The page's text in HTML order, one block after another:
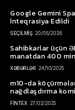
Google Gemini
İnteqrasiya Edildi
SEÇİLMİŞ 20/05/2026
Sahibkarlar üçün
manatdan 400
XƏBƏRLƏR 24/10/2025
m10-da
nağdlaşdırma
FİNTEX 27/02/2025